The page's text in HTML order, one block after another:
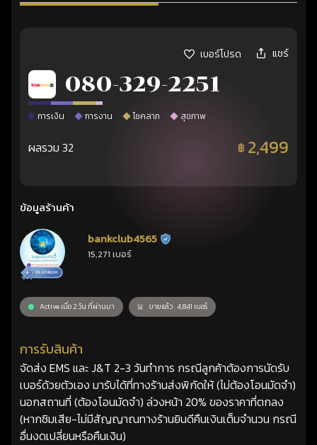
เบอร์โปรด แชร์
080-329-2251
การเงิน การงาน โชคลาภ สุขภาพ
ผลรวม 32 ฿ 2,499
ข้อมูลร้านค้า
bankclub4565 ร้านยืนยันแล้ว
15,271 เบอร์
Active เมื่อ 2 วัน ที่ผ่านมา ขายแล้ว : 4,841 เบอร์
การรับสินค้า
จัดส่ง EMS และ J&T 2-3 วันทำการ กรณีลูกค้าต้องการนัดรับ
เบอร์ด้วยตัวเอง มารับได้ที่ทางร้านส่งพิกัดให้ (ไม่ต้องโอนมัดจำ)
นอกสถานที่ (ต้องโอนมัดจำ) ล่วงหน้า 20% ของราคาที่ตกลง
(หากซิมเสีย-ไม่มีสัญญาณทางร้านยินดีคืนเงินเต็มจำนวน กรณี
อื่นงดเปลี่ยนหรือคืนเงิน)